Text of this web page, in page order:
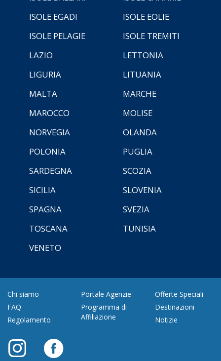
ISOLE EGADI
ISOLE EOLIE
ISOLE PELAGIE
ISOLE TREMITI
LAZIO
LETTONIA
LIGURIA
LITUANIA
MALTA
MARCHE
MAROCCO
MOLISE
NORVEGIA
OLANDA
POLONIA
PUGLIA
SARDEGNA
SCOZIA
SICILIA
SLOVENIA
SPAGNA
SVEZIA
TOSCANA
TUNISIA
VENETO
Chi siamo
FAQ
Regolamento
Portale Agenzie
Programma di
Affiliazione
Offerte Speciali
Destinazioni
Notizie